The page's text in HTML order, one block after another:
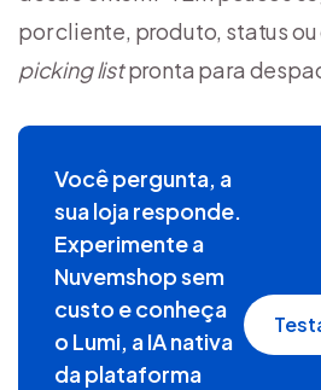
por cliente, produto, status
picking listpronta para
Você pergunta, a
sua loja responde.
Experimente a
Nuvemshop sem
custo e conheça
o Lumi, a IA nativa
da plataforma